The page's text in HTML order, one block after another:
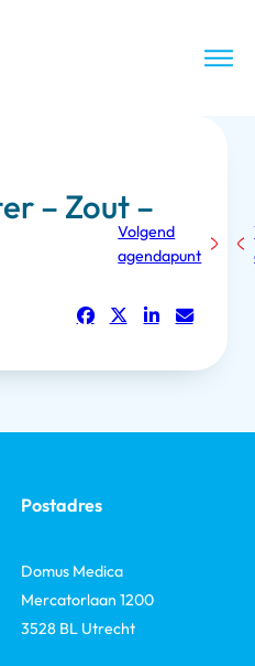
– Zout –
Volgend
agendapunt
Postadres
Domus Medica
Mercatorlaan 1200
3528 BL Utrecht